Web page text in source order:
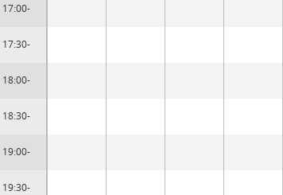
17:00-
17:30-
18:00-
18:30-
19:00-
19:30-